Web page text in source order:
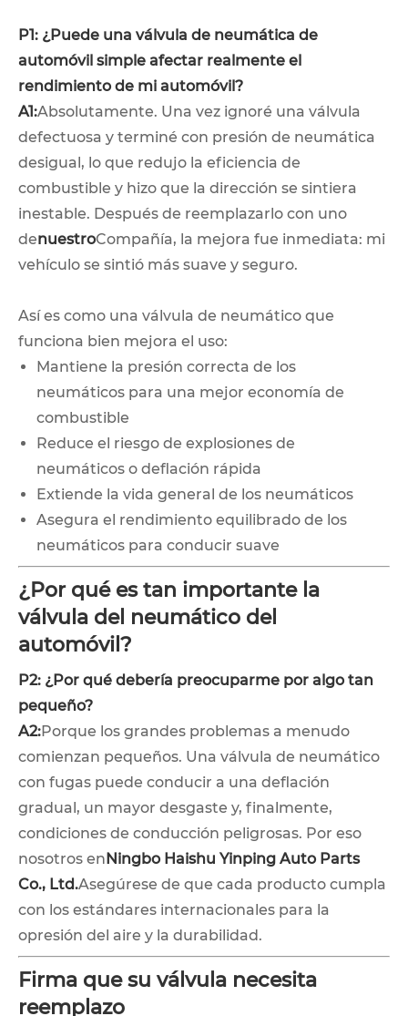
P1: ¿Puede una válvula de neumática de
automóvil simple afectar realmente el
rendimiento de mi automóvil?
A1:Absolutamente. Una vez ignoré una válvula
defectuosa y terminé con presión de neumática
desigual, lo que redujo la eficiencia de
combustible y hizo que la dirección se sintiera
inestable. Después de reemplazarlo con uno
denuestroCompañía, la mejora fue inmediata: mi
vehículo se sintió más suave y seguro.
Así es como una válvula de neumático que
funciona bien mejora el uso:
Mantiene la presión correcta de los
neumáticos para una mejor economía de
combustible
Reduce el riesgo de explosiones de
neumáticos o deflación rápida
Extiende la vida general de los neumáticos
Asegura el rendimiento equilibrado de los
neumáticos para conducir suave
¿Por qué es tan importante la
válvula del neumático del
automóvil?
P2: ¿Por qué debería preocuparme por algo tan
pequeño?
A2:Porque los grandes problemas a menudo
comienzan pequeños. Una válvula de neumático
con fugas puede conducir a una deflación
gradual, un mayor desgaste y, finalmente,
condiciones de conducción peligrosas. Por eso
nosotros enNingbo Haishu Yinping Auto Parts
Co., Ltd.Asegúrese de que cada producto cumpla
con los estándares internacionales para la
opresión del aire y la durabilidad.
Firma que su válvula necesita
reemplazo